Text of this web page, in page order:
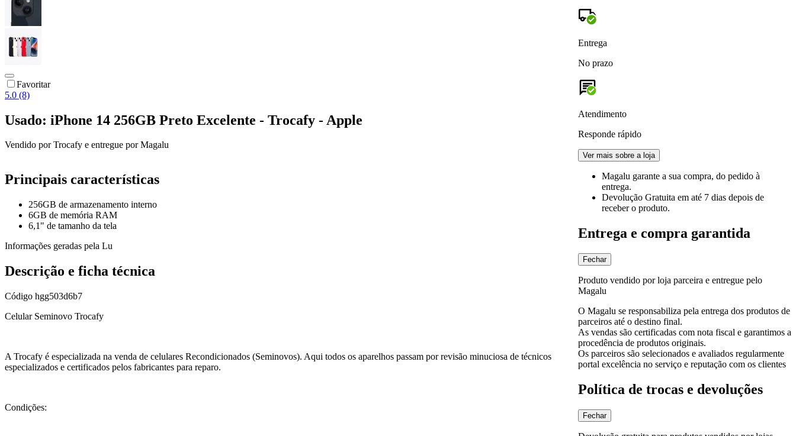
Favoritar
5.0 (8)
Usado: iPhone 14 256GB Preto Excelente - Trocafy - Apple
Vendido porTrocafy e entregue por Magalu
Entrega
No prazo
Atendimento
Responde rápido
Ver mais sobre a loja
Magalu garante a sua compra, do pedido à
entrega.
Devolução Gratuita em até 7 dias depois de
receber o produto.
Entrega e compra garantida
Fechar
Produto vendido por loja parceira e entregue pelo
Magalu
O Magalu se responsabiliza pela entrega dos produtos de
parceiros até o destino final.
As vendas são certificadas com nota fiscal e garantimos a
procedência de produtos originais.
Os parceiros são selecionados e avaliados regularmente
portal excelência no serviço e reputação com os clientes
Política de trocas e devoluções
Fechar
Principais características
256GB de armazenamento interno
6GB de memória RAM
6,1" de tamanho da tela
Informações geradas pela Lu
Descrição e ficha técnica
Código hgg503d6b7
Celular Seminovo Trocafy
A Trocafy é especializada na venda de celulares Recondicionados (Seminovos). Aqui todos os aparelhos passam por revisão minuciosa de técnicos
especializados e certificados pelos fabricantes para reparo.
Condições: